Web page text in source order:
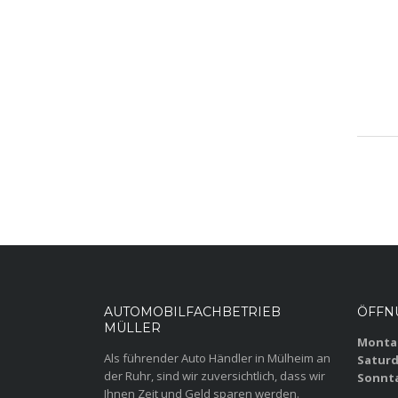
AUTOMOBILFACHBETRIEB
MÜLLER
Als führender Auto Händler in Mülheim an
der Ruhr, sind wir zuversichtlich, dass wir
Ihnen Zeit und Geld sparen werden.